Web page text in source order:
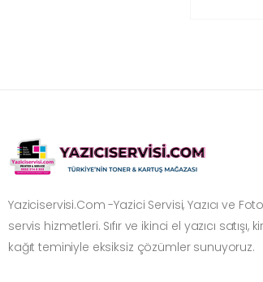
Yaziciservisi.Com -Yazici Servisi, Yazıcı ve
servis hizmetleri. Sıfır ve ikinci el yazıcı
kağıt teminiyle eksiksiz çözümler sunuyoruz.